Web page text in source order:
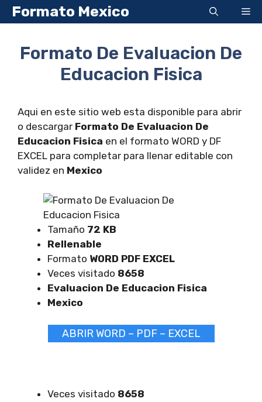
Saltar
al
Formato Mexico
Formato De Evaluacion De
Educacion Fisica
Aqui en este sitio web esta disponible para abrir
o descargar Formato De Evaluacion De
Educacion Fisica en el formato WORD y DF
EXCEL para completar para llenar editable con
validez en Mexico
Tamaño 72 KB
Rellenable
Formato WORD PDF EXCEL
Veces visitado 8658
Evaluacion De Educacion Fisica
Mexico
ABRIR WORD – PDF – EXCEL
Veces visitado 8658